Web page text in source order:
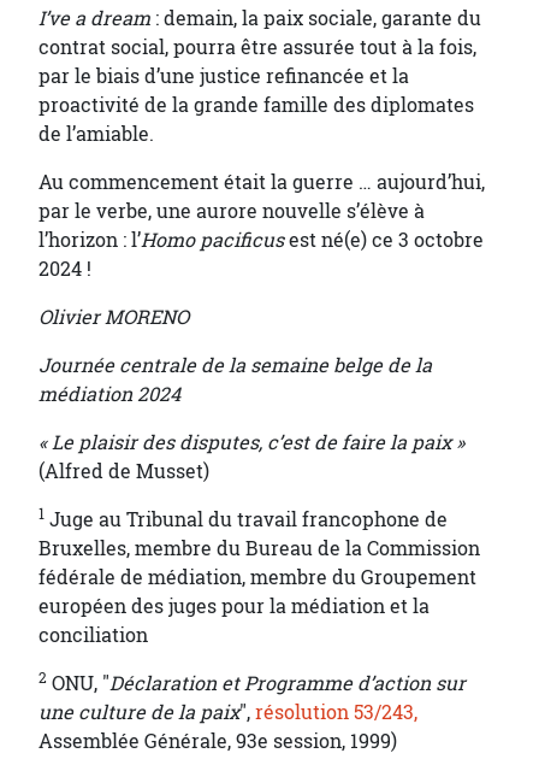
I’ve a dream : demain, la paix sociale, garante du
contrat social, pourra être assurée tout à la fois,
par le biais d’une justice refinancée et la
proactivité de la grande famille des diplomates
de l’amiable.
Au commencement était la guerre … aujourd’hui,
par le verbe, une aurore nouvelle s’élève à
l’horizon : l’Homo pacificusest né(e) ce 3 octobre
2024 !
Olivier MORENO
Journée centrale de la semaine belge de la
médiation 2024
« Le plaisir des disputes, c’est de faire la paix »
(Alfred de Musset)
1 Juge au Tribunal du travail francophone de
Bruxelles, membre du Bureau de la Commission
fédérale de médiation, membre du Groupement
européen des juges pour la médiation et la
conciliation
2 ONU, "Déclaration et Programme d’action sur
une culture de la paix",résolution 53/243,
Assemblée Générale, 93e session, 1999)